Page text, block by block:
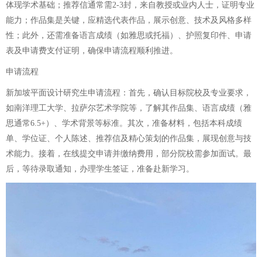
体现学术基础；推荐信通常需2-3封，来自教授或业内人士，证明专业
能力；作品集是关键，应精选代表作品，展示创意、技术及风格多样
性；此外，还需准备语言成绩（如雅思或托福）、护照复印件、申请
表及申请费支付证明，确保申请流程顺利推进。
申请流程
新加坡平面设计研究生申请流程：首先，确认目标院校及专业要求，
如南洋理工大学、拉萨尔艺术学院等，了解其作品集、语言成绩（雅
思通常6.5+）、学术背景等标准。其次，准备材料，包括本科成绩
单、学位证、个人陈述、推荐信及精心策划的作品集，展现创意与技
术能力。接着，在线提交申请并缴纳费用，部分院校需参加面试。最
后，等待录取通知，办理学生签证，准备赴新学习。